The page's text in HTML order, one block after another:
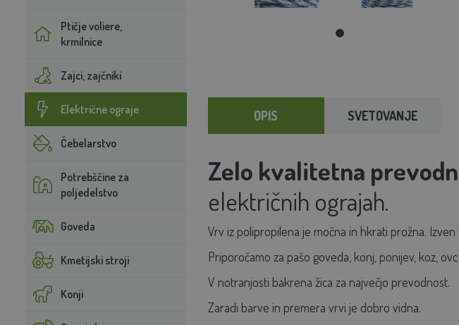
Ptičje voliere,
krmilnice
Zajci, zajčniki
Električne ograje
Čebelarstvo
Potrebščine za
poljedelstvo
Goveda
Kmetijski stroji
Konji
OPIS SVETOVANJE
Zelo kvalitetna
električnih ograjah.
Vrv iz polipropilena je močna in hkrati prožna.
Priporočamo za pašo goveda, konj, ponijev, koz,
V notranjosti bakrena žica za največjo prevodnost.
Zaradi barve in premera vrvi je dobro vidna.